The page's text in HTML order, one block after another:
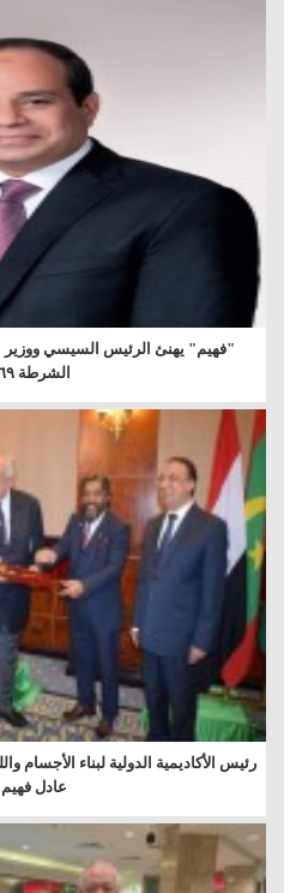
"فهيم" يهنئ الرئيس السيسي ووزير
الشرطة ٦٩
رئيس الأكاديمية الدولية لبناء الأجسام
عادل فهيم